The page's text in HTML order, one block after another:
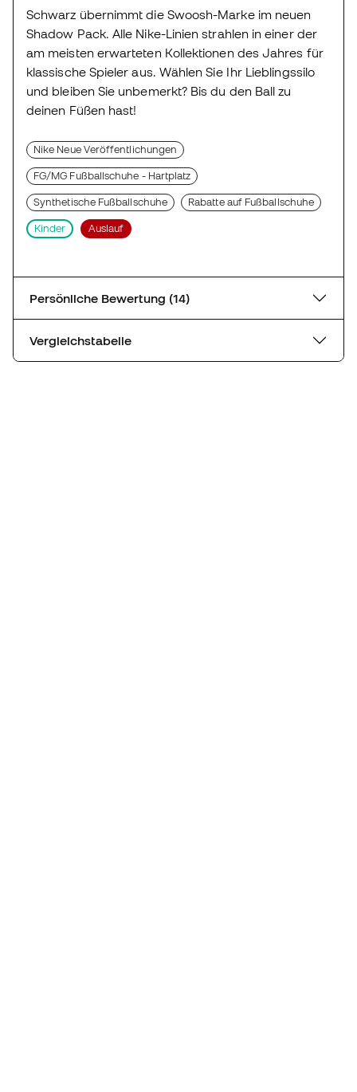
Schwarz übernimmt die Swoosh-Marke im neuen
Shadow Pack. Alle Nike-Linien strahlen in einer der
am meisten erwarteten Kollektionen des Jahres für
klassische Spieler aus. Wählen Sie Ihr Lieblingssilo
und bleiben Sie unbemerkt? Bis du den Ball zu
deinen Füßen hast!
Nike Neue Veröffentlichungen
FG/MG Fußballschuhe - Hartplatz
Synthetische Fußballschuhe Rabatte auf Fußballschuhe
Kinder Auslauf
Persönliche Bewertung (14)
Vergleichstabelle